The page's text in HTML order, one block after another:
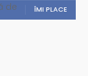
ÎMI PLACE
de